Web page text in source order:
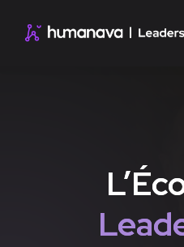
se